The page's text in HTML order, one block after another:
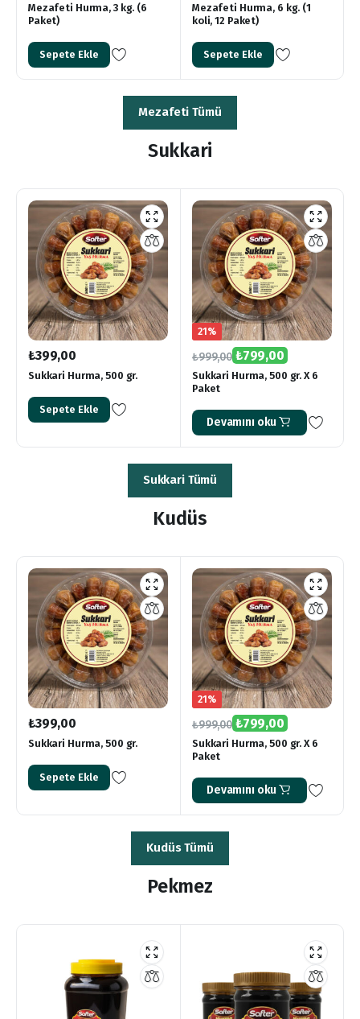
Mezafeti Hurma, 3 kg. (6
Paket)
Sepete Ekle
Mezafeti Hurma, 6 kg. (1
koli, 12 Paket)
Sepete Ekle
Mezafeti Tümü
Sukkari
₺399,00
Sukkari Hurma, 500 gr.
Sepete Ekle
21%
₺999,00 ₺799,00
Sukkari Hurma, 500 gr. X 6
Paket
Devamını oku
Sukkari Tümü
Kudüs
₺399,00
Sukkari Hurma, 500 gr.
Sepete Ekle
21%
₺999,00 ₺799,00
Sukkari Hurma, 500 gr. X 6
Paket
Devamını oku
Kudüs Tümü
Pekmez